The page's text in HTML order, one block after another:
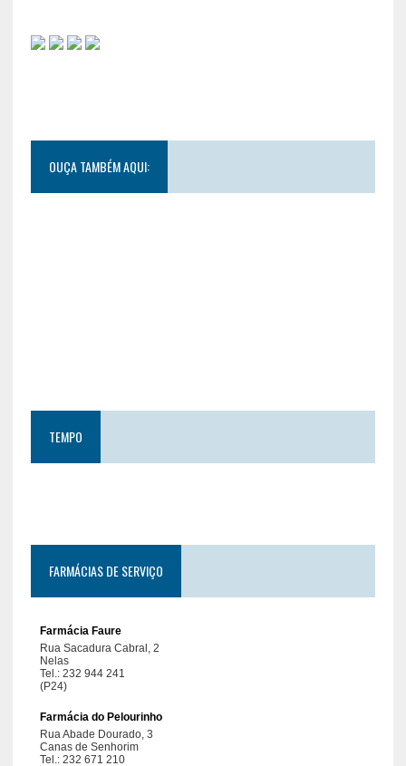
OUÇA TAMBÉM AQUI:
TEMPO
FARMÁCIAS DE SERVIÇO